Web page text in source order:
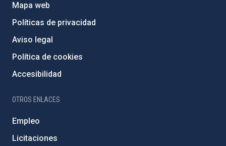
Mapa web
Políticas de privacidad
Aviso legal
Política de cookies
Accesibilidad
OTROS ENLACES
Empleo
Licitaciones